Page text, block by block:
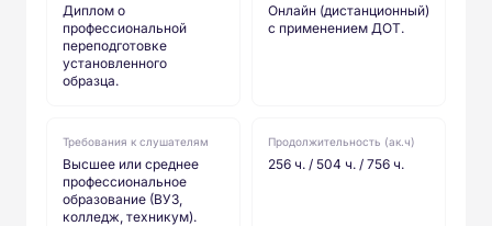
Диплом о
профессиональной
переподготовке
установленного
образца.
Онлайн (дистанционный)
с применением ДОТ.
Требования к слушателям
Высшее или среднее
профессиональное
образование (ВУЗ,
колледж, техникум).
Продолжительность (ак.ч)
256 ч. / 504 ч. / 756 ч.